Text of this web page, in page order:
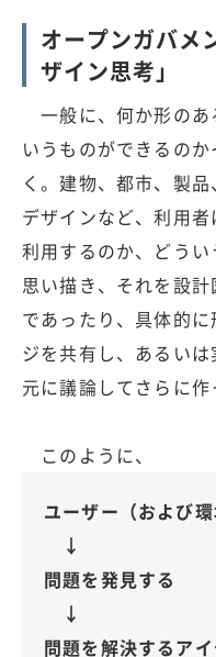
オープンガバメ
ザイン思考」
一般に、何か形のあ
いうものができるの
く。建物、都市、製
デザインなど、利用
利用するのか、どう
思い描き、それを設
であったり、具体的
ジを共有し、あるい
元に議論してさらに作
このように、
ユーザー（および
↓
問題を発見する
↓
問題を解決するア